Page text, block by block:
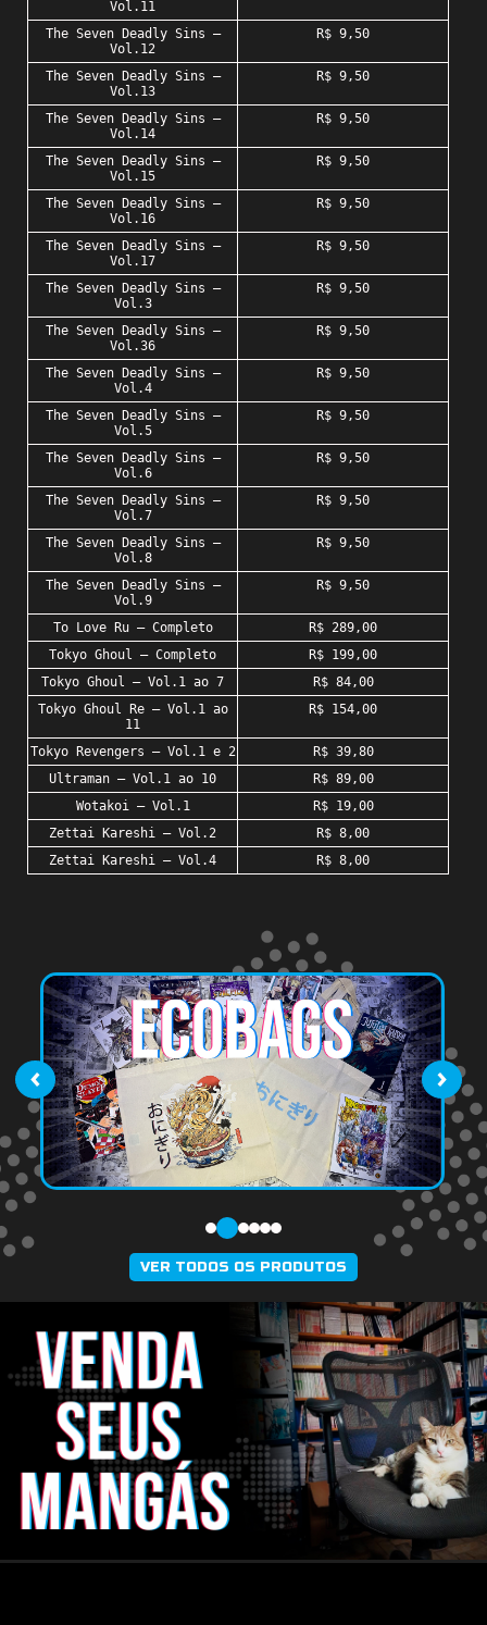
Vol.11
The Seven Deadly Sins –
Vol.12
R$ 9,50
The Seven Deadly Sins –
Vol.13
R$ 9,50
The Seven Deadly Sins –
Vol.14
R$ 9,50
The Seven Deadly Sins –
Vol.15
R$ 9,50
The Seven Deadly Sins –
Vol.16
R$ 9,50
The Seven Deadly Sins –
Vol.17
R$ 9,50
The Seven Deadly Sins –
Vol.3
R$ 9,50
The Seven Deadly Sins –
Vol.36
R$ 9,50
The Seven Deadly Sins –
Vol.4
R$ 9,50
The Seven Deadly Sins –
Vol.5
R$ 9,50
The Seven Deadly Sins –
Vol.6
R$ 9,50
The Seven Deadly Sins –
Vol.7
R$ 9,50
The Seven Deadly Sins –
Vol.8
R$ 9,50
The Seven Deadly Sins –
Vol.9
R$ 9,50
To Love Ru – Completo
R$ 289,00
Tokyo Ghoul – Completo
R$ 199,00
Tokyo Ghoul – Vol.1 ao 7
R$ 84,00
Tokyo Ghoul Re – Vol.1 ao
11
R$ 154,00
Tokyo Revengers – Vol.1 e 2
R$ 39,80
Ultraman – Vol.1 ao 10
R$ 89,00
Wotakoi – Vol.1
R$ 19,00
Zettai Kareshi – Vol.2
R$ 8,00
Zettai Kareshi – Vol.4
R$ 8,00
‹ ›
VER TODOS OS PRODUTOS